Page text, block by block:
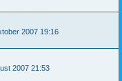
2007 19:16
2007 21:53